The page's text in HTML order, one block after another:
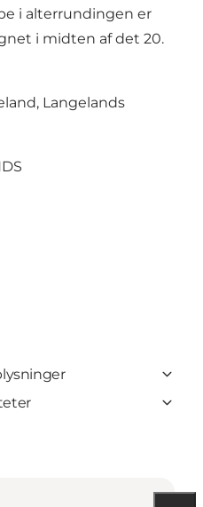
i alterrundingen er
i midten af det 20.
Langelands